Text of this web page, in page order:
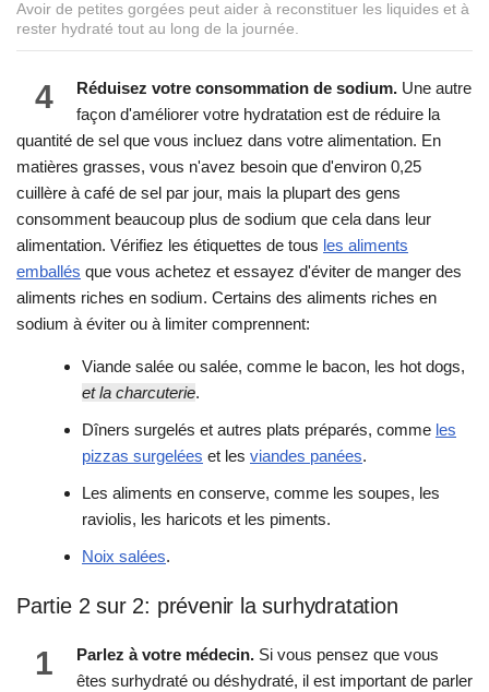
Avoir de petites gorgées peut aider à reconstituer les liquides et à
rester hydraté tout au long de la journée.
4 Réduisez votre consommation de sodium. Une autre
façon d'améliorer votre hydratation est de réduire la
quantité de sel que vous incluez dans votre alimentation. En
matières grasses, vous n'avez besoin que d'environ 0,25
cuillère à café de sel par jour, mais la plupart des gens
consomment beaucoup plus de sodium que cela dans leur
alimentation. Vérifiez les étiquettes de tous les aliments
emballés que vous achetez et essayez d'éviter de manger des
aliments riches en sodium. Certains des aliments riches en
sodium à éviter ou à limiter comprennent:
Viande salée ou salée, comme le bacon, les hot dogs,
et la charcuterie.
Dîners surgelés et autres plats préparés, comme les
pizzas surgelées et les viandes panées.
Les aliments en conserve, comme les soupes, les
raviolis, les haricots et les piments.
Noix salées.
Partie 2 sur 2: prévenir la surhydratation
1 Parlez à votre médecin. Si vous pensez que vous
êtes surhydraté ou déshydraté, il est important de parler